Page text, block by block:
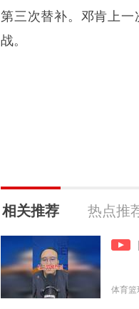
第三次替补。邓肯上
战。
相关推荐 热点推
体育